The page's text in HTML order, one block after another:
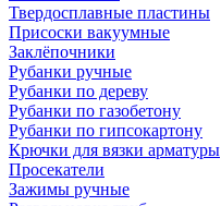
Твердосплавные пластины
Присоски вакуумные
Заклёпочники
Рубанки ручные
Рубанки по дереву
Рубанки по газобетону
Рубанки по гипсокартону
Крючки для вязки арматуры
Просекатели
Зажимы ручные